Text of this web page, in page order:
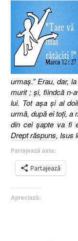
urmaş.” Erau, dar,
murit ; şi, fiindcă n-
lui. Tot aşa şi al
urmă, după ei toţi, a
din cei şapte va fi
Drept răspuns, Isus
Partajează asta:
Partajează
Apreciază: